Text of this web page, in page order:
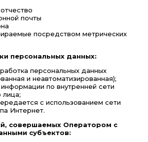
почты
посредством метрических
персональных данных:
персональных данных
и неавтоматизированная);
по внутренней сети
лица;
с использованием сети
Интернет.
совершаемых Оператором с
субъектов: